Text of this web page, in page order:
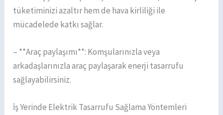
tüketiminizi azaltır hem de hava kirliliği ile
mücadelede katkı sağlar.
– **Araç paylaşımı**: Komşularınızla veya
arkadaşlarınızla araç paylaşarak enerji tasarrufu
sağlayabilirsiniz.
İş Yerinde Elektrik Tasarrufu Sağlama Yöntemleri